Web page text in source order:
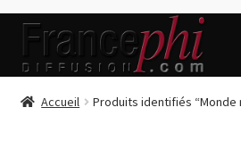
Aller
la
Aller
contenu
Accueil
Accueil Produits identifiés “Monde